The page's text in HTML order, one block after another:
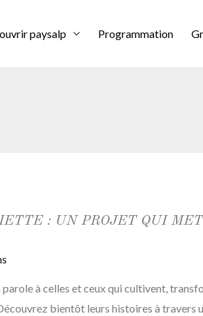
paysalp Programmation
: UN PROJET QUI
parole à celles et ceux qui cultivent,
bientôt leurs histoires à travers